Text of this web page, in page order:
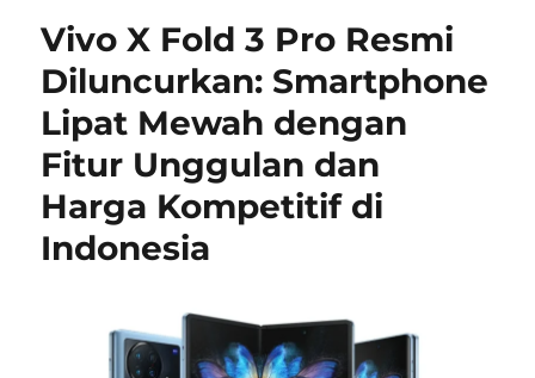
Vivo X Fold 3 Pro Resmi
Diluncurkan: Smartphone
Lipat Mewah dengan
Fitur Unggulan dan
Harga Kompetitif di
Indonesia